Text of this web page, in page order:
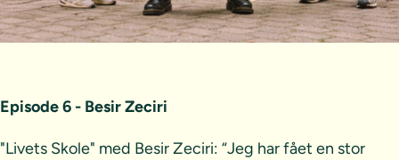
Episode 6 - Besir Zeciri
"Livets Skole" med Besir Zeciri: “Jeg har fået en stor